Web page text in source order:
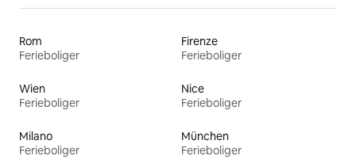
Rom
Ferieboliger
Firenze
Ferieboliger
Wien
Ferieboliger
Nice
Ferieboliger
Milano
Ferieboliger
München
Ferieboliger